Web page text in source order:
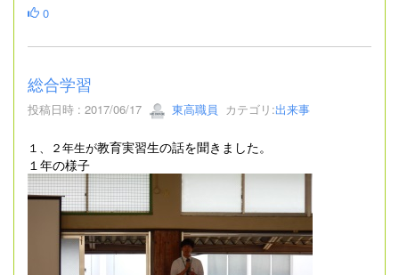
0
総合学習
投稿日時 : 2017/06/17 東高職員 カテゴリ:出来事
１、２年生が教育実習生の話を聞きました。
１年の様子